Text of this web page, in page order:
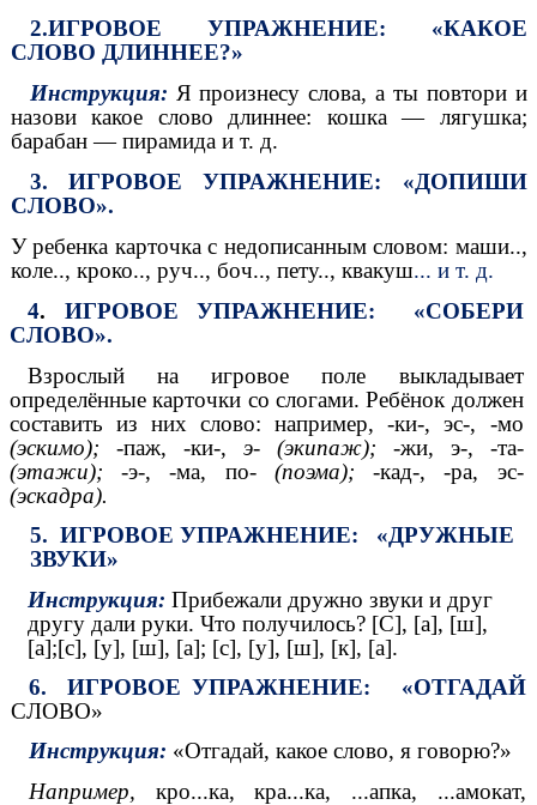
2.ИГРОВОЕ УПРАЖНЕНИЕ: «КАКОЕ
СЛОВО ДЛИННЕЕ?»
Инструкция: Я произнесу слова, а ты повтори и
назови какое слово длиннее: кошка — лягушка;
барабан — пирамида и т. д.
3. ИГРОВОЕ УПРАЖНЕНИЕ: «ДОПИШИ
СЛОВО».
У ребенка карточка с недописанным словом: маши..,
коле.., кроко.., руч.., боч.., пету.., квакуш... и т. д.
4. ИГРОВОЕ УПРАЖНЕНИЕ: «СОБЕРИ
СЛОВО».
Взрослый на игровое поле выкладывает
определённые карточки со слогами. Ребёнок должен
составить из них слово: например, -ки-, эс-, -мо
(эскимо); -паж, -ки-, э- (экипаж); -жи, э-, -та-
(этажи);-э-, -ма, по- (поэма);-кад-, -ра, эс-
(эскадра).
5. ИГРОВОЕ УПРАЖНЕНИЕ: «ДРУЖНЫЕ
ЗВУКИ»
Инструкция: Прибежали дружно звуки и друг
другу дали руки. Что получилось? [С], [а], [ш],
[а];[с], [у], [ш], [а]; [с], [у], [ш], [к], [а].
6. ИГРОВОЕ УПРАЖНЕНИЕ: «ОТГАДАЙ
СЛОВО»
Инструкция: «Отгадай, какое слово, я говорю?»
Например, кро...ка, кра...ка, ...апка, ...амокат,